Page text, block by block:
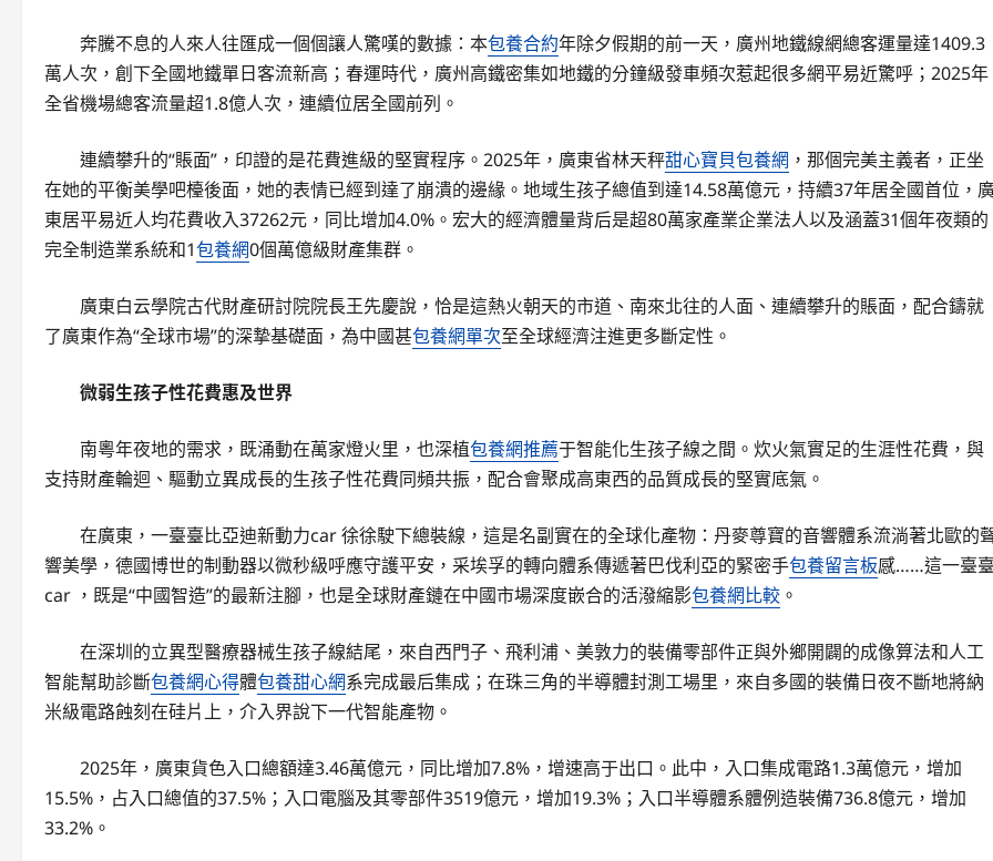
奔騰不息的人來人往匯成一個個讓人驚嘆的數據：本包養合約年除夕假期的前一天，廣州地鐵線網總客運量達1409.3
萬人次，創下全國地鐵單日客流新高；春運時代，廣州高鐵密集如地鐵的分鐘級發車頻次惹起很多網平易近驚呼；2025年
全省機場總客流量超1.8億人次，連續位居全國前列。
連續攀升的“賬面”，印證的是花費進級的堅實程序。2025年，廣東省林天秤甜心寶貝包養網 ，那個完美主義者，正坐
在她的平衡美學吧檯後面，她的表情已經到達了崩潰的邊緣。地域生孩子總值到達14.58萬億元，持續37年居全國首位，
東居平易近人均花費收入37262元，同比增加4.0%。宏大的經濟體量背后是超80萬家產業企業法人以及涵蓋31個年夜類的
完全制造業系統和1包養網0個萬億級財產集群。
廣東白云學院古代財產研討院院長王先慶說，恰是這熱火朝天的市道、南來北往的人面、連續攀升的賬面，配合鑄就
了廣東作為“全球市場”的深摯基礎面，為中國甚包養網單次至全球經濟注進更多斷定性。
微弱生孩子性花費惠及世界
南粵年夜地的需求，既涌動在萬家燈火里，也深植包養網推薦于智能化生孩子線之間。炊火氣實足的生涯性花費，與
支持財產輪迴、驅動立異成長的生孩子性花費同頻共振，配合會聚成高東西的品質成長的堅實底氣。
在廣東，一臺臺比亞迪新動力car 徐徐駛下總裝線，這是名副實在的全球化產物：丹麥尊寶的音響體系流淌著北歐的
響美學，德國博世的制動器以微秒級呼應守護平安，采埃孚的轉向體系傳遞著巴伐利亞的緊密手包養留言板感……這一臺
car ，既是“中國智造”的最新注腳，也是全球財產鏈在中國市場深度嵌合的活潑縮影包養網比較 。
在深圳的立異型醫療器械生孩子線結尾，來自西門子、飛利浦、美敦力的裝備零部件正與外鄉開闢的成像算法和人工
智能幫助診斷包養網心得體包養甜心網系完成最后集成；在珠三角的半導體封測工場里，來自多國的裝備日夜不斷地將納
米級電路蝕刻在硅片上，介入界說下一代智能產物。
2025年，廣東貨色入口總額達3.46萬億元，同比增加7.8%，增速高于出口。此中，入口集成電路1.3萬億元，增加
15.5%，占入口總值的37.5%；入口電腦及其零部件3519億元，增加19.3%；入口半導體系體例造裝備736.8億元，增加
33.2%。